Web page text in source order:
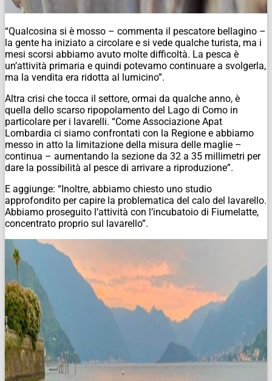
“Qualcosina si è mosso – commenta il pescatore bellagino –
la gente ha iniziato a circolare e si vede qualche turista, ma i
mesi scorsi abbiamo avuto molte difficoltà. La pesca è
un’attività primaria e quindi potevamo continuare a svolgerla,
ma la vendita era ridotta al lumicino”.
Altra crisi che tocca il settore, ormai da qualche anno, è
quella dello scarso ripopolamento del Lago di Como in
particolare per i lavarelli. “Come Associazione Apat
Lombardia ci siamo confrontati con la Regione e abbiamo
messo in atto la limitazione della misura delle maglie –
continua – aumentando la sezione da 32 a 35 millimetri per
dare la possibilità al pesce di arrivare a riproduzione”.
E aggiunge: “Inoltre, abbiamo chiesto uno studio
approfondito per capire la problematica del calo del lavarello.
Abbiamo proseguito l’attività con l’incubatoio di Fiumelatte,
concentrato proprio sul lavarello”.